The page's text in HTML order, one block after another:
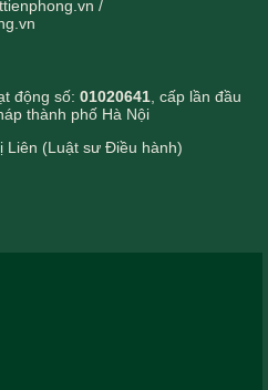
/
động số: 01020641 , cấp lần đầu
thành phố Hà Nội
Liên (Luật sư Điều hành)